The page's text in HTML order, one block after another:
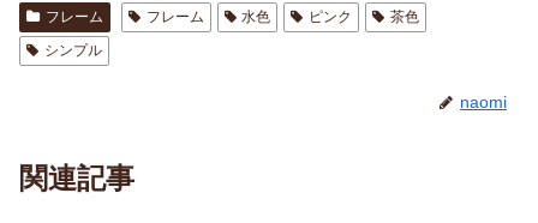
フレーム フレーム 水色 ピンク
茶色
シンプル
naomi
関連記事